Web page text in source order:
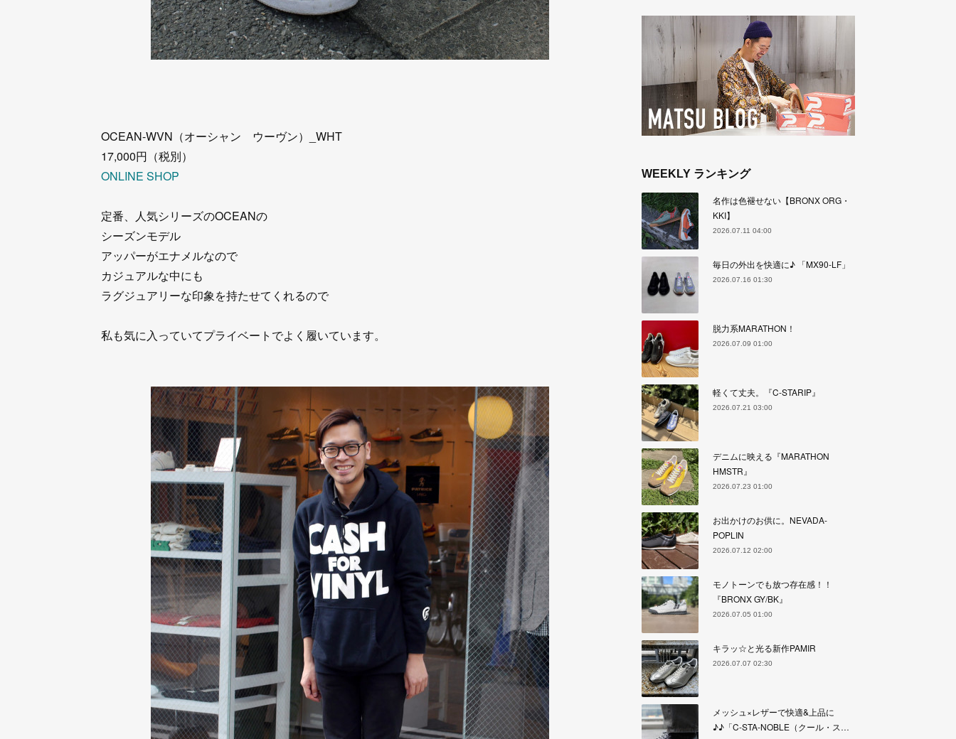
OCEAN-WVN（オーシャン ウーヴン）_WHT
17,000円（税別）
ONLINE SHOP
定番、人気シリーズのOCEANの
シーズンモデル
アッパーがエナメルなので
カジュアルな中にも
ラグジュアリーな印象を持たせてくれるので
私も気に入っていてプライベートでよく履いています。
WEEKLY ランキング
名作は色褪せない【BRONX ORG・
KKI】
2026.07.11 04:00
毎日の外出を快適に♪ 「MX90-LF」
2026.07.16 01:30
脱力系MARATHON！
2026.07.09 01:00
軽くて丈夫。『C-STARIP』
2026.07.21 03:00
デニムに映える『MARATHON
HMSTR』
2026.07.23 01:00
お出かけのお供に。NEVADA-
POPLIN
2026.07.12 02:00
モノトーンでも放つ存在感！！
『BRONX GY/BK』
2026.07.05 01:00
キラッ☆と光る新作PAMIR
2026.07.07 02:30
メッシュ×レザーで快適&上品に
♪♪「C-STA-NOBLE（クール・ス…